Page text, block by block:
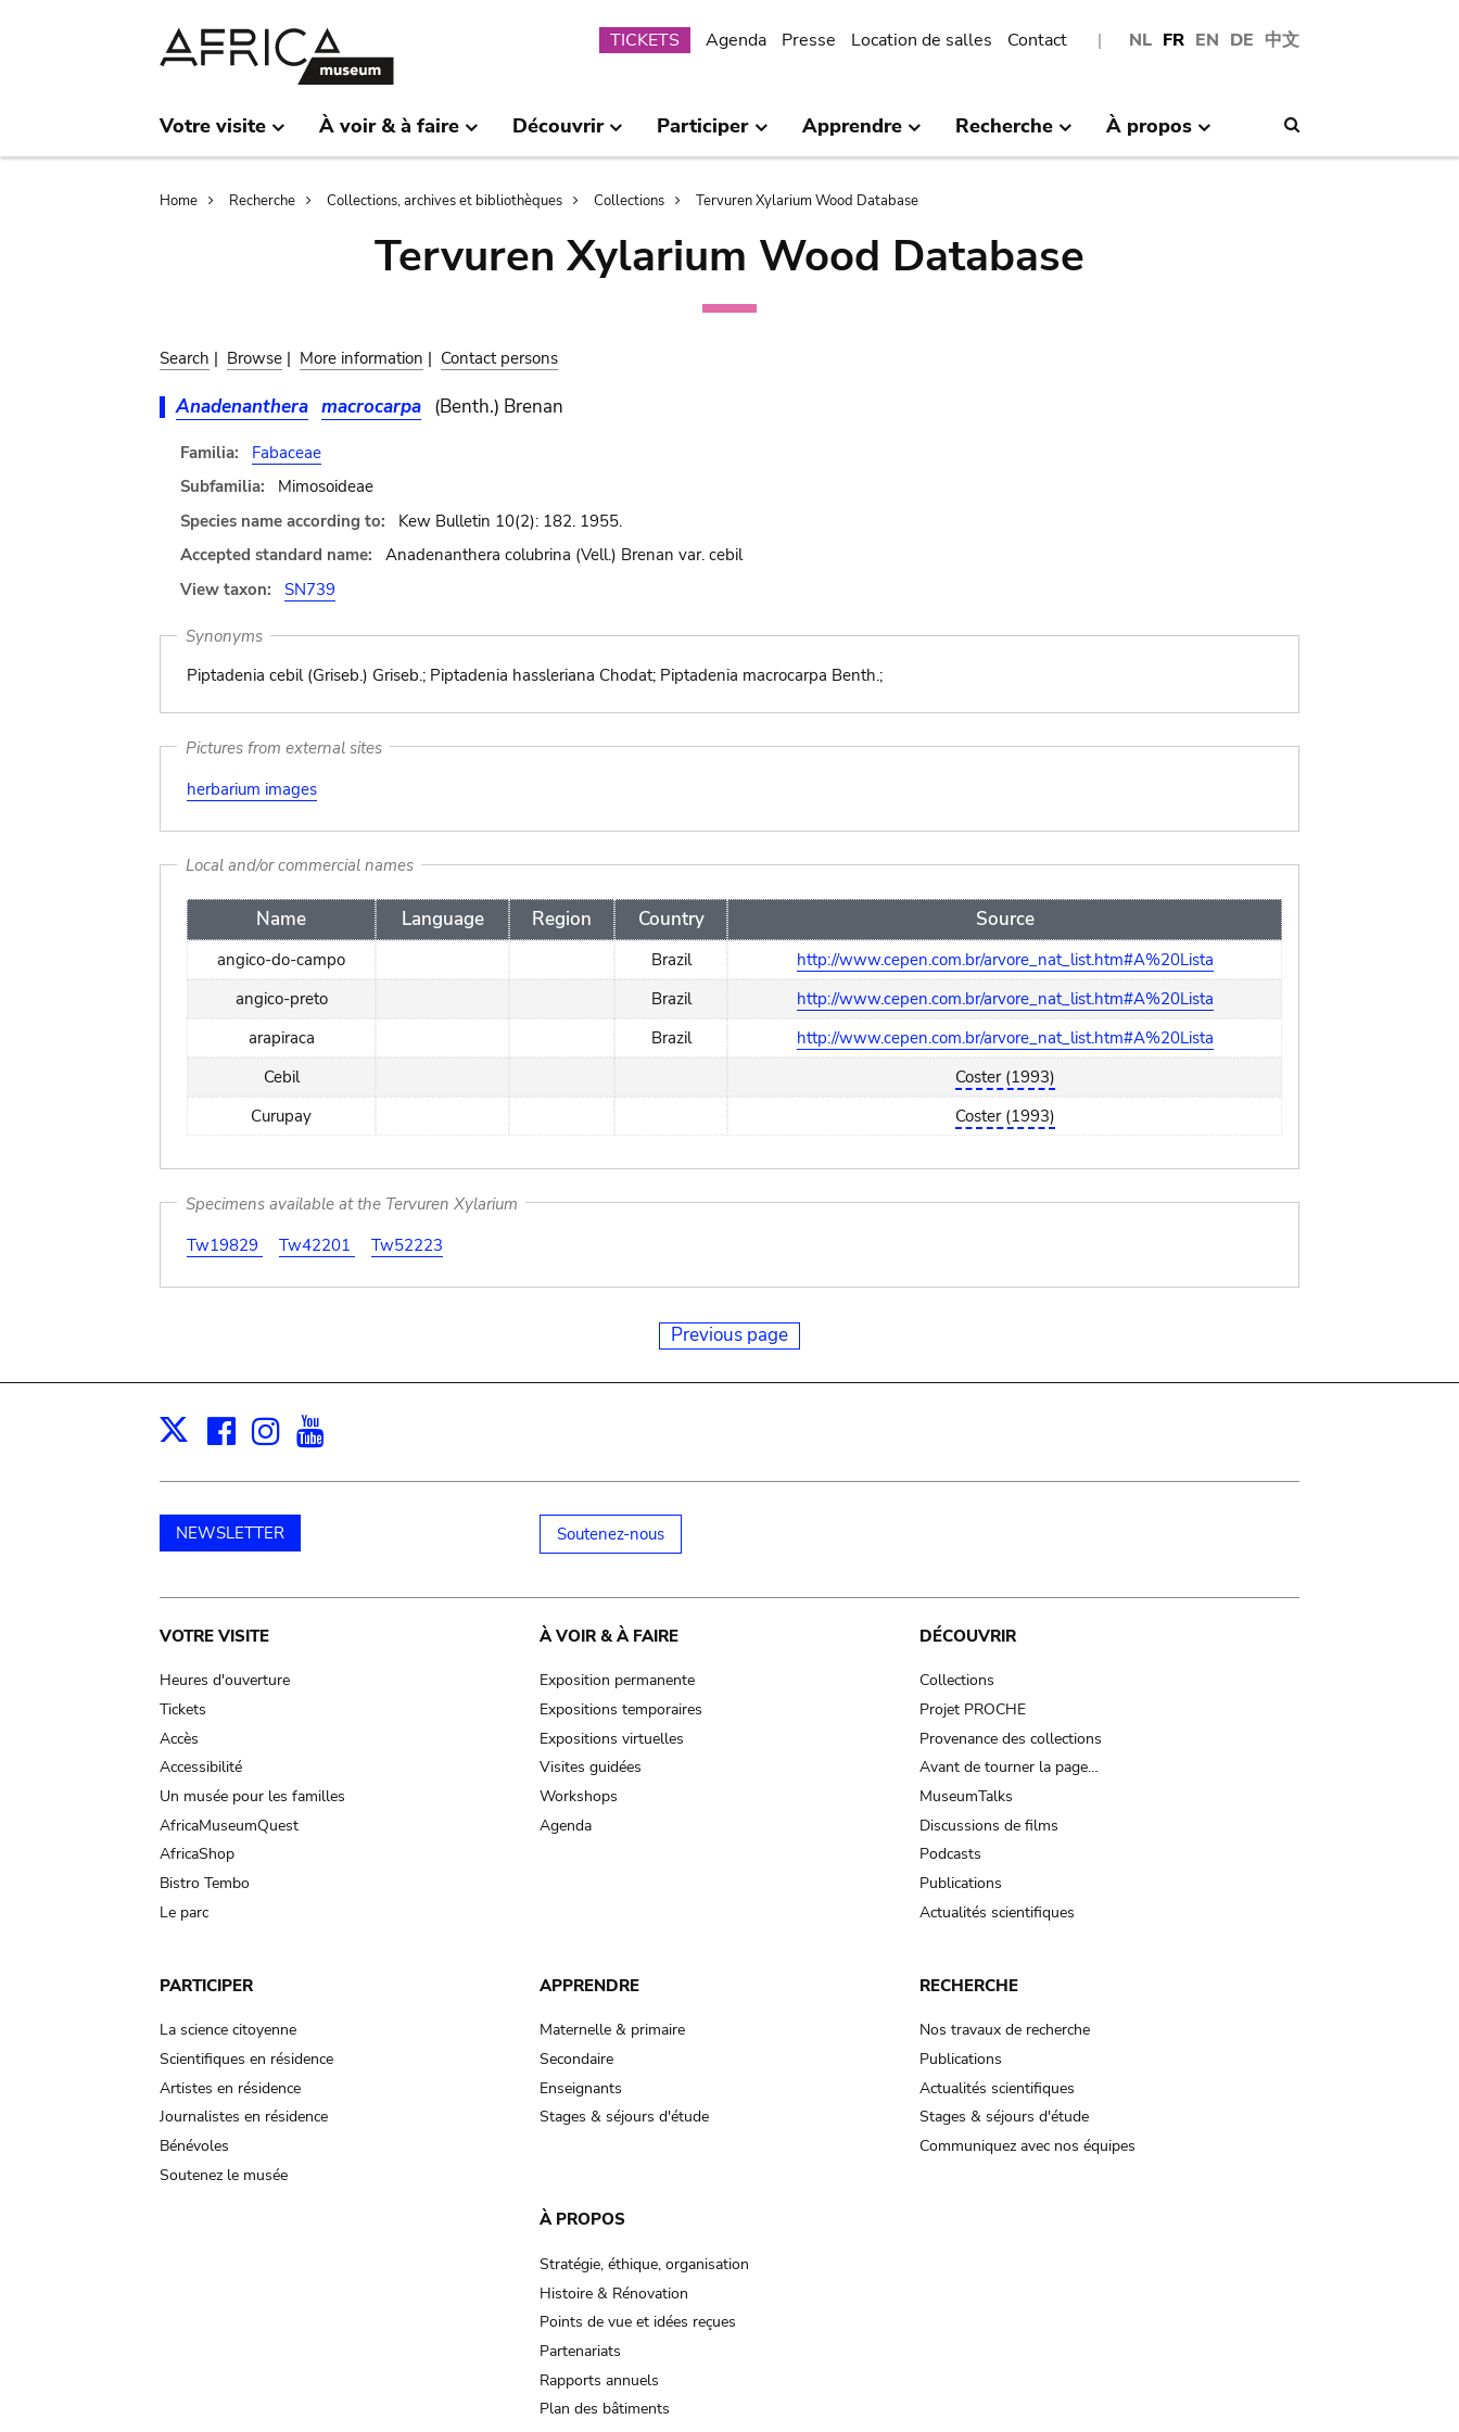
NL FR EN DE 中文
Submenu
TICKETS Agenda Presse Location de salles Contact
Votre visite À voir & à faire Découvrir Participer Apprendre Recherche À propos
Breadcrumb
Home Recherche Collections, archives et bibliothèques Collections Tervuren Xylarium Wood Database
Tervuren Xylarium Wood Database
Search | Browse | More information | Contact persons
Anadenanthera macrocarpa (Benth.) Brenan
Familia:
Fabaceae
Subfamilia:
Mimosoideae
Species name according to:
Kew Bulletin 10(2): 182. 1955.
Accepted standard name:
Anadenanthera colubrina (Vell.) Brenan var. cebil
View taxon:
SN739
Synonyms
Piptadenia cebil (Griseb.) Griseb.; Piptadenia hassleriana Chodat; Piptadenia macrocarpa Benth.;
Pictures from external sites
herbarium images
Local and/or commercial names
Name Language Region Country Source
angico-do-campo Brazil
http://www.cepen.com.br/arvore_nat_list.htm#A%20Lista
angico-preto
Brazil
http://www.cepen.com.br/arvore_nat_list.htm#A%20Lista
arapiraca
Brazil
http://www.cepen.com.br/arvore_nat_list.htm#A%20Lista
Cebil
Coster (1993)
Curupay
Coster (1993)
Specimens available at the Tervuren Xylarium
Tw19829
Tw42201 Tw52223
Previous page
X Facebook
Instagram
NEWSLETTER Soutenez-nous
Main
navigation
VOTRE VISITE
Heures d'ouverture
Tickets
Accès
Accessibilité
Un musée pour les familles
AfricaMuseumQuest
AfricaShop
Bistro Tembo
Le parc
À VOIR & À FAIRE
Exposition permanente
Expositions temporaires
Expositions virtuelles
Visites guidées
Workshops
Agenda
DÉCOUVRIR
Collections
Projet PROCHE
Provenance des collections
Avant de tourner la page…
MuseumTalks
Discussions de films
Podcasts
Publications
Actualités scientifiques
PARTICIPER
La science citoyenne
Scientifiques en résidence
Artistes en résidence
Journalistes en résidence
Bénévoles
Soutenez le musée
APPRENDRE
Maternelle & primaire
Secondaire
Enseignants
Stages & séjours d'étude
RECHERCHE
Nos travaux de recherche
Publications
Actualités scientifiques
Stages & séjours d'étude
Communiquez avec nos équipes
À PROPOS
Stratégie, éthique, organisation
Histoire & Rénovation
Points de vue et idées reçues
Partenariats
Rapports annuels
Plan des bâtiments